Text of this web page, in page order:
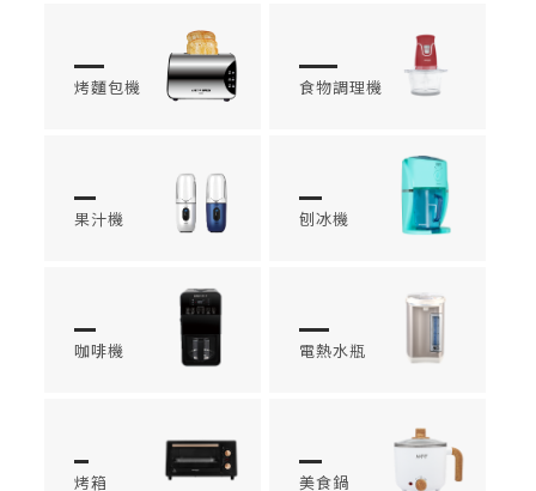
烤麵包機 食物調理機
果汁機 刨冰機
咖啡機 電熱水瓶
烤箱 美食鍋